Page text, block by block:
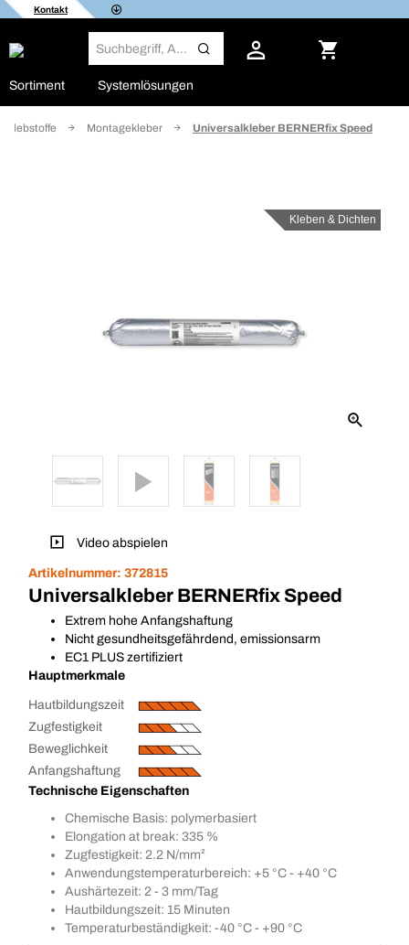
Kontakt
Sortiment Systemlösungen
Klebstoffe Montagekleber Universalkleber BERNERfix Speed
Kleben & Dichten
Video abspielen
Artikelnummer: 372815
Universalkleber BERNERfix Speed
Extrem hohe Anfangshaftung
Nicht gesundheitsgefährdend, emissionsarm
EC1 PLUS zertifiziert
Hauptmerkmale
Hautbildungszeit
Zugfestigkeit
Beweglichkeit
Anfangshaftung
Technische Eigenschaften
Chemische Basis: polymerbasiert
Elongation at break: 335 %
Zugfestigkeit: 2.2 N/mm²
Anwendungstemperaturbereich: +5 °C - +40 °C
Aushärtezeit: 2 - 3 mm/Tag
Hautbildungszeit: 15 Minuten
Temperaturbeständigkeit: -40 °C - +90 °C